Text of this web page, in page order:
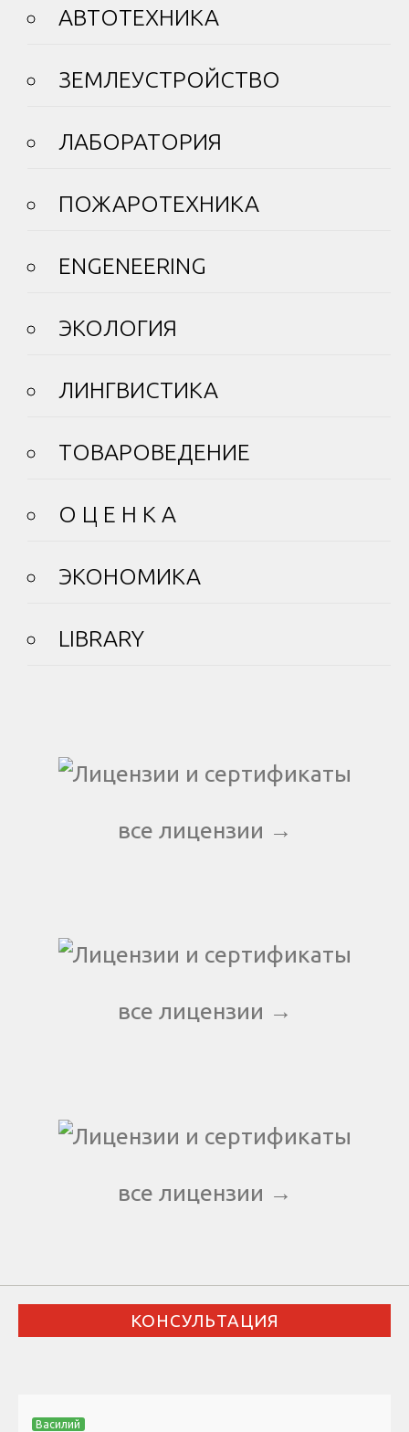
АВТОТЕХНИКА
ЗЕМЛЕУСТРОЙСТВО
ЛАБОРАТОРИЯ
ПОЖАРОТЕХНИКА
ENGENEERING
ЭКОЛОГИЯ
ЛИНГВИСТИКА
ТОВАРОВЕДЕНИЕ
О Ц Е Н К А
ЭКОНОМИКА
LIBRARY
все лицензии →
все лицензии →
все лицензии →
КОНСУЛЬТАЦИЯ
Василий